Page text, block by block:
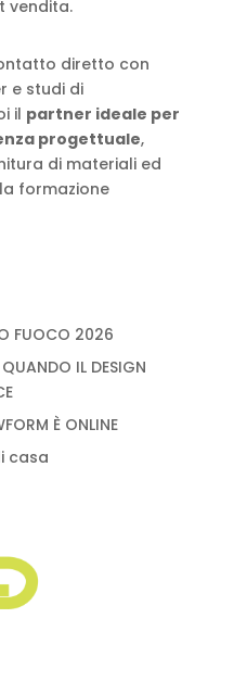
vendita.
diretto con
e studi di
il partner ideale per
progettuale,
di materiali ed
formazione
FUOCO 2026
IL DESIGN
È ONLINE
casa